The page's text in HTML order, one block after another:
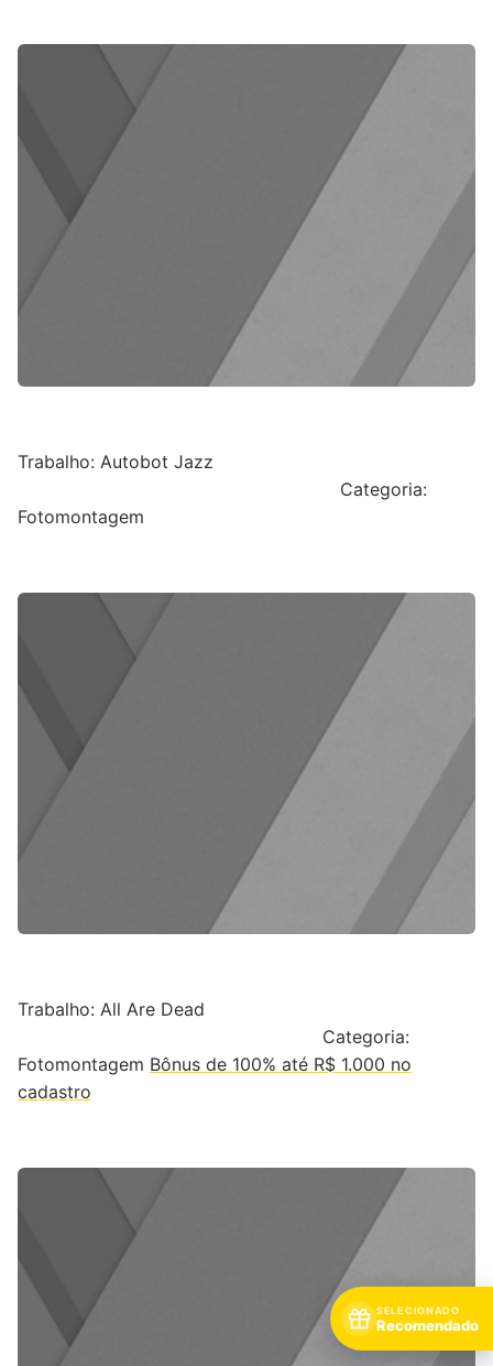
Trabalho: Autobot Jazz
Categoria:
Fotomontagem
Trabalho: All Are Dead
Categoria:
Fotomontagem Bônus de 100% até R$ 1.000 no
cadastro
SELECIONADO
Recomendado